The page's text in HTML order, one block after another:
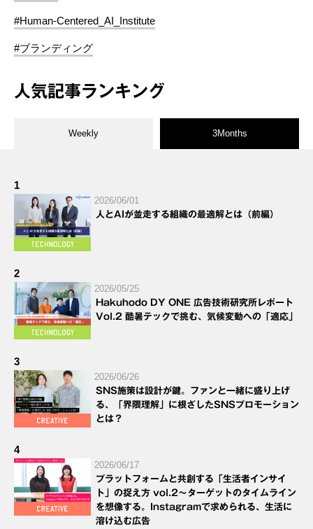
#Human-Centered_AI_Institute
#ブランディング
人気記事ランキング
Weekly 3Months
1
2026/06/01
人とAIが並走する組織の最適解とは（前編）
2
2026/05/25
Hakuhodo DY ONE 広告技術研究所レポート
Vol.2 酷暑テックで挑む、気候変動への「適応」
3
2026/06/26
SNS施策は設計が鍵。ファンと一緒に盛り上げ
る、「界隈理解」に根ざしたSNSプロモーション
とは？
4
2026/06/17
プラットフォームと共創する「生活者インサイ
ト」の捉え方 vol.2～ターゲットのタイムライン
を想像する。Instagramで求められる、生活に
溶け込む広告